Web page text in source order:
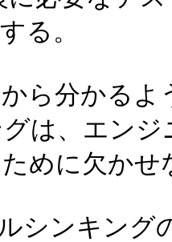
る。
ら分かる
は、エン
めに欠か
シンキング